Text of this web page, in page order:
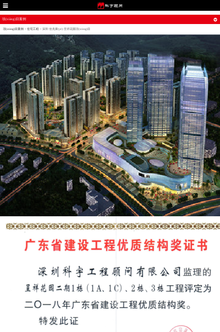
項(xiàng)目案例
深圳·佳兆業(yè)·呈祥花
園項(xiàng)目
項(xiàng)目案例> 住宅工程> 深圳·佳兆業(yè)·呈祥花園項(xiàng)目